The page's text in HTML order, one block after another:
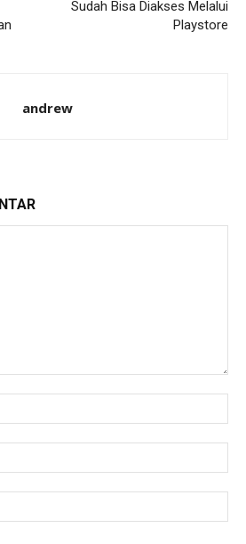
Sudah Bisa Diakses Melalui
Playstore
andrew